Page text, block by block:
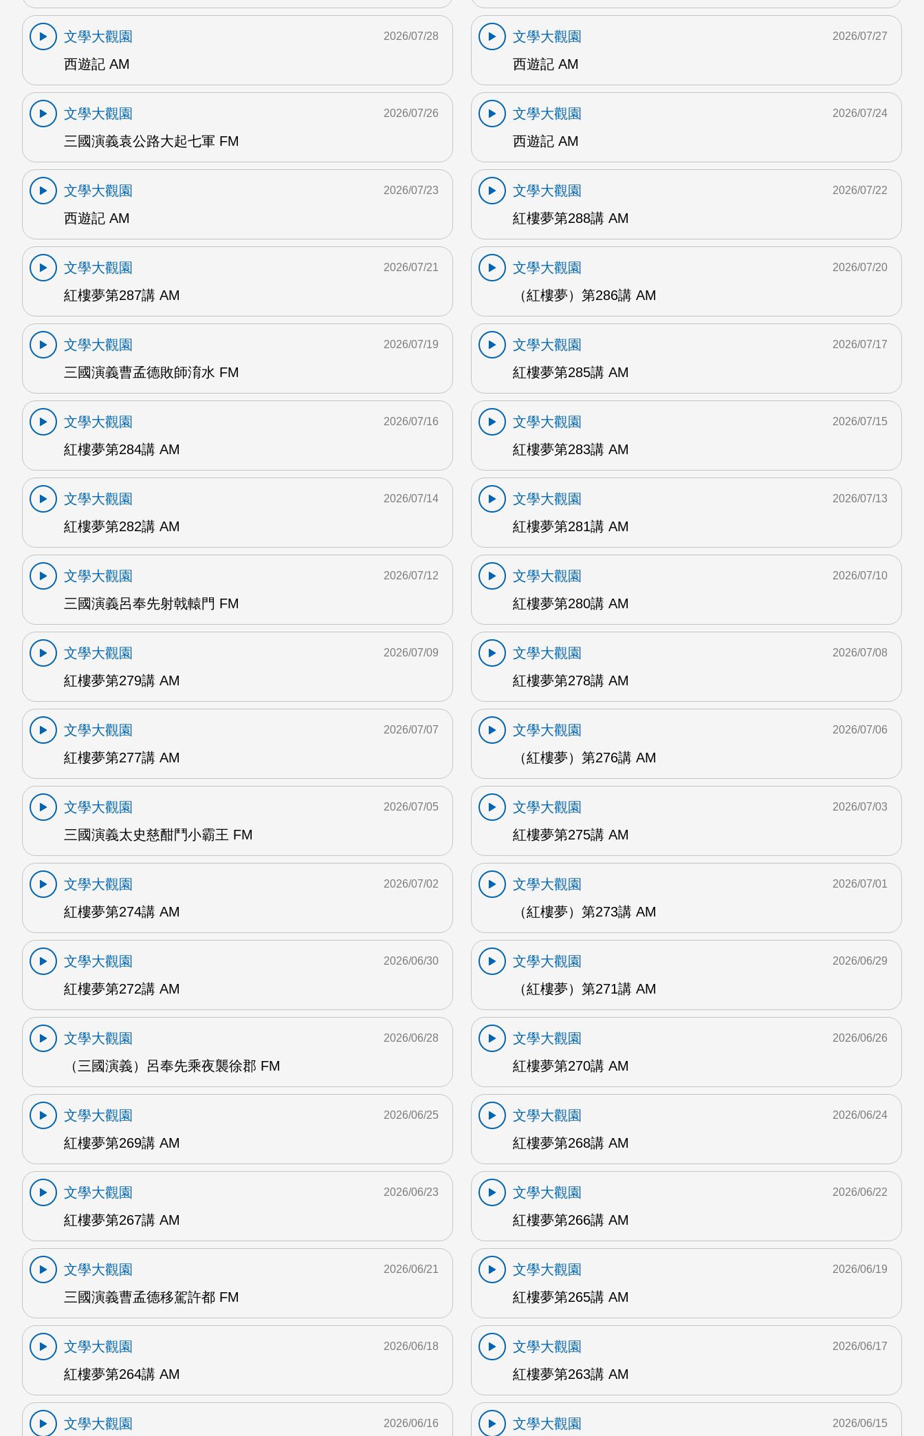
文學大觀園
西遊記 AM
2026/07/28
文學大觀園
西遊記 AM
2026/07/27
文學大觀園
三國演義袁公路大起七軍 FM
2026/07/26
文學大觀園
西遊記 AM
2026/07/24
文學大觀園
西遊記 AM
2026/07/23
文學大觀園
紅樓夢第288講 AM
2026/07/22
文學大觀園
紅樓夢第287講 AM
2026/07/21
文學大觀園
（紅樓夢）第286講 AM
2026/07/20
文學大觀園
三國演義曹孟德敗師淯水 FM
2026/07/19
文學大觀園
紅樓夢第285講 AM
2026/07/17
文學大觀園
紅樓夢第284講 AM
2026/07/16
文學大觀園
紅樓夢第283講 AM
2026/07/15
文學大觀園
紅樓夢第282講 AM
2026/07/14
文學大觀園
紅樓夢第281講 AM
2026/07/13
文學大觀園
三國演義呂奉先射戟轅門 FM
2026/07/12
文學大觀園
紅樓夢第280講 AM
2026/07/10
文學大觀園
紅樓夢第279講 AM
2026/07/09
文學大觀園
紅樓夢第278講 AM
2026/07/08
文學大觀園
紅樓夢第277講 AM
2026/07/07
文學大觀園
（紅樓夢）第276講 AM
2026/07/06
文學大觀園
三國演義太史慈酣鬥小霸王 FM
2026/07/05
文學大觀園
紅樓夢第275講 AM
2026/07/03
文學大觀園
紅樓夢第274講 AM
2026/07/02
文學大觀園
（紅樓夢）第273講 AM
2026/07/01
文學大觀園
紅樓夢第272講 AM
2026/06/30
文學大觀園
（紅樓夢）第271講 AM
2026/06/29
文學大觀園
（三國演義）呂奉先乘夜襲徐郡 FM
2026/06/28
文學大觀園
紅樓夢第270講 AM
2026/06/26
文學大觀園
紅樓夢第269講 AM
2026/06/25
文學大觀園
紅樓夢第268講 AM
2026/06/24
文學大觀園
紅樓夢第267講 AM
2026/06/23
文學大觀園
紅樓夢第266講 AM
2026/06/22
文學大觀園
三國演義曹孟德移駕許都 FM
2026/06/21
文學大觀園
紅樓夢第265講 AM
2026/06/19
文學大觀園
紅樓夢第264講 AM
2026/06/18
文學大觀園
紅樓夢第263講 AM
2026/06/17
文學大觀園 2026/06/16 文學大觀園 2026/06/15